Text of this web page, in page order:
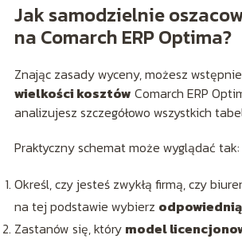
Jak samodzielnie
na Comarch ERP Optima?
Znając zasady wyceny, możesz
wielkości kosztów Comarch ERP
analizujesz szczegółowo wszystkich
Praktyczny schemat może wyglądać tak:
Określ, czy jesteś zwykłą firmą, czy
na tej podstawie wybierz
Zastanów się, który model